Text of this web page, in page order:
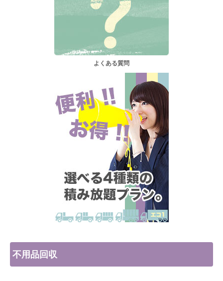
よくある質問
不用品回収